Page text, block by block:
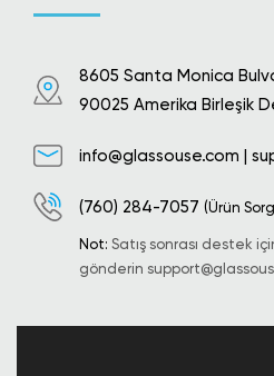
8605 Santa Monica
90025 Amerika Birleşik
info@glassouse.com |
(760) 284-7057 (Ürün
Not: Satış sonrası destek
gönderin